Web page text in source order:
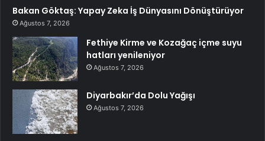
Bakan Göktaş: Yapay Zeka İş Dünyasını Dönüştürüyor
Ağustos 7, 2026
Fethiye Kirme ve Kozağaç içme suyu
hatları yenileniyor
Ağustos 7, 2026
Diyarbakır’da Dolu Yağışı
Ağustos 7, 2026